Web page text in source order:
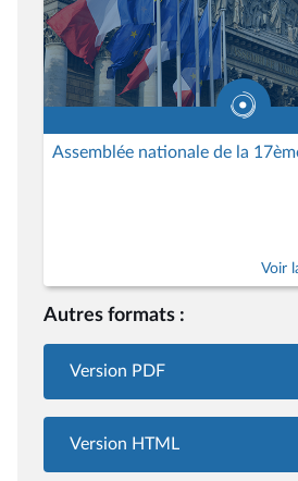
Assemblée nationale de la
Voir
Autres formats :
Version PDF
Version HTML